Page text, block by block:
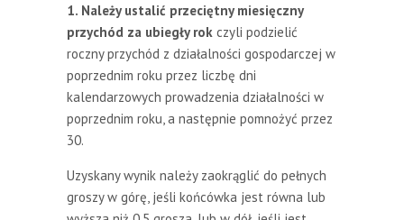
1. Należy ustalić przeciętny miesięczny
przychód za ubiegły rok czyli podzielić
roczny przychód z działalności gospodarczej w
poprzednim roku przez liczbę dni
kalendarzowych prowadzenia działalności w
poprzednim roku, a następnie pomnożyć przez
30.
Uzyskany wynik należy zaokrąglić do pełnych
groszy w górę, jeśli końcówka jest równa lub